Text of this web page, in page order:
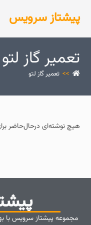
پیشتاز سرویس
تعمیر گاز لتو
>> تعمیر گاز لتو
هیچ نوشته‌ای درحال‌حاضر
مجموعه پیشتاز سرویس با